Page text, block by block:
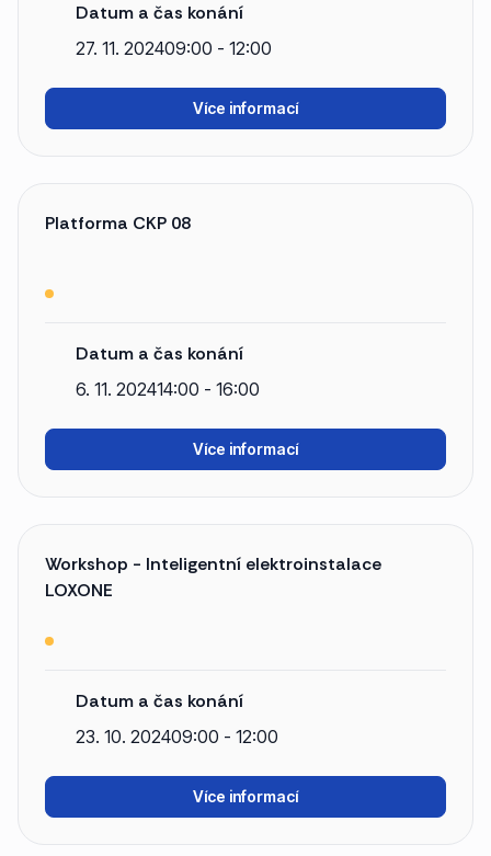
Datum a čas konání
27. 11. 202409:00 - 12:00
Více informací
Platforma CKP 08
Datum a čas konání
6. 11. 202414:00 - 16:00
Více informací
Workshop - Inteligentní elektroinstalace
LOXONE
Datum a čas konání
23. 10. 202409:00 - 12:00
Více informací